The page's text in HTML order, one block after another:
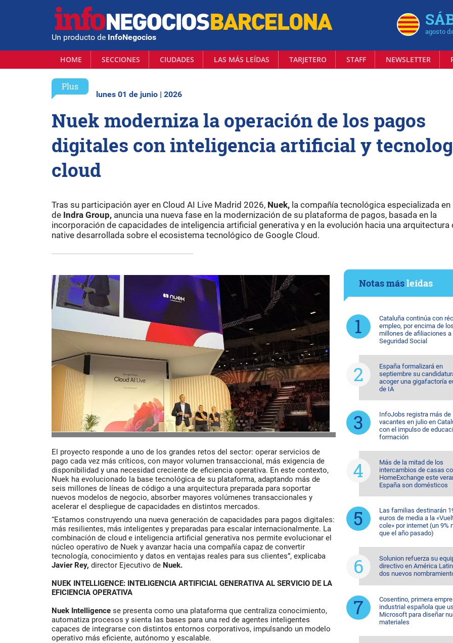
Un producto de InfoNegocios
agosto
HOME SECCIONES CIUDADES LAS MÁS LEÍDAS TARJETERO STAFF NEWSLETTER
Plus
lunes 01 de junio | 2026
Nuek moderniza la operación de los pagos
digitales con inteligencia artificial y
cloud
Tras su participación ayer en Cloud AI Live Madrid 2026, Nuek, la compañía tecnológica especializada
de Indra Group, anuncia una nueva fase en la modernización de su plataforma de pagos, basada en la
incorporación de capacidades de inteligencia artificial generativa y en la evolución hacia una arquitectura
native desarrollada sobre el ecosistema tecnológico de Google Cloud.
El proyecto responde a uno de los grandes retos del sector: operar servicios de
pago cada vez más críticos, con mayor volumen transaccional, más exigencia de
disponibilidad y una necesidad creciente de eficiencia operativa. En este contexto,
Nuek ha evolucionado la base tecnológica de su plataforma, adaptando más de
seis millones de líneas de código a una arquitectura preparada para soportar
nuevos modelos de negocio, absorber mayores volúmenes transaccionales y
acelerar el despliegue de capacidades en distintos mercados.
“Estamos construyendo una nueva generación de capacidades para pagos digitales:
más resilientes, más inteligentes y preparadas para escalar internacionalmente. La
combinación de cloud e inteligencia artificial generativa nos permite evolucionar el
núcleo operativo de Nuek y avanzar hacia una compañía capaz de convertir
tecnología, conocimiento y datos en ventajas reales para sus clientes”, explicaba
Javier Rey, director Ejecutivo de Nuek.
NUEK INTELLIGENCE: INTELIGENCIA ARTIFICIAL GENERATIVA AL SERVICIO DE LA
EFICIENCIA OPERATIVA
Nuek Intelligence se presenta como una plataforma que centraliza conocimiento,
automatiza procesos y sienta las bases para una red de agentes inteligentes
capaces de integrarse con distintos entornos corporativos, impulsando un modelo
operativo más eficiente, autónomo y escalable.
Notas másleídas
Cataluña continúa con
empleo, por encima de
millones de afiliaciones a
Seguridad Social
España formalizará en
septiembre su
acoger una gigafactoría
de IA
InfoJobs registra más de
vacantes en julio en
con el impulso de
formación
Más de la mitad de los
intercambios de casas
HomeExchange este
España son domésticos
Las familias destinarán
euros de media a la
cole» por internet (un 9%
que el año pasado)
Solunion refuerza su
directivo en América
dos nuevos
Cosentino, primera
industrial española que
Microsoft para diseñar
materiales